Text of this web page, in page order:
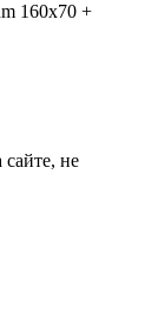
160х70 +
не